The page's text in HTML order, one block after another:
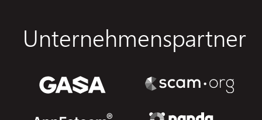
Unternehmenspartner